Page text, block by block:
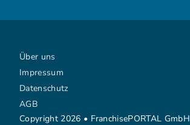
Copyright 2026 • FranchisePORTAL GmbH
Über uns
Impressum
Datenschutz
AGB